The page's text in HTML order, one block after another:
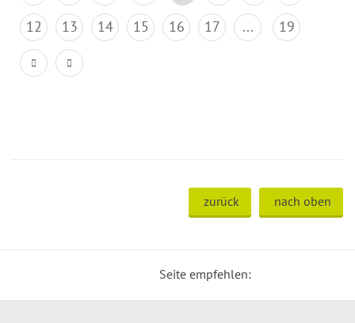
12
13 14 15 16 17 ... 19
zurück nach oben
Seite empfehlen: